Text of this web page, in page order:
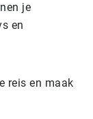
je
en
reis en maak